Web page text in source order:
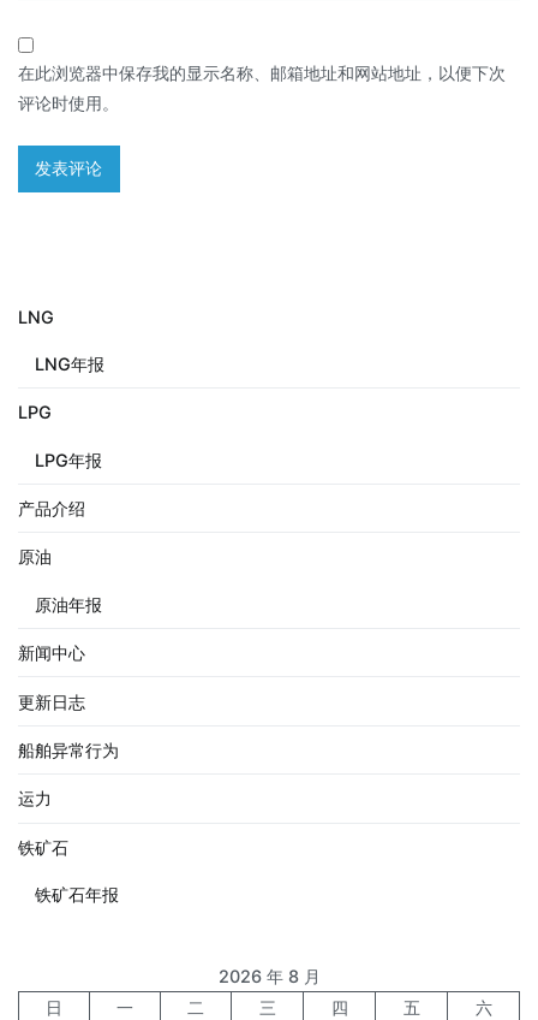
在此浏览器中保存我的显示名称、邮箱地址和网站地址，以便下次
评论时使用。
LNG
LNG年报
LPG
LPG年报
产品介绍
原油
原油年报
新闻中心
更新日志
船舶异常行为
运力
铁矿石
铁矿石年报
2026 年 8 月
日
一 二 三 四 五
六